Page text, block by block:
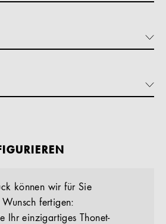
können wir für Sie
fertigen:
Ihr einzigartiges Thonet-